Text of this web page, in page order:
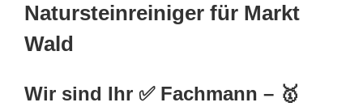
Natursteinreiniger für Markt
Wald
Wir sind Ihr ✅ Fachmann – 🥇